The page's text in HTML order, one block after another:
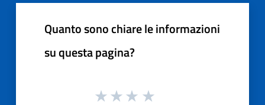
Quanto sono chiare le informazioni
su questa pagina?